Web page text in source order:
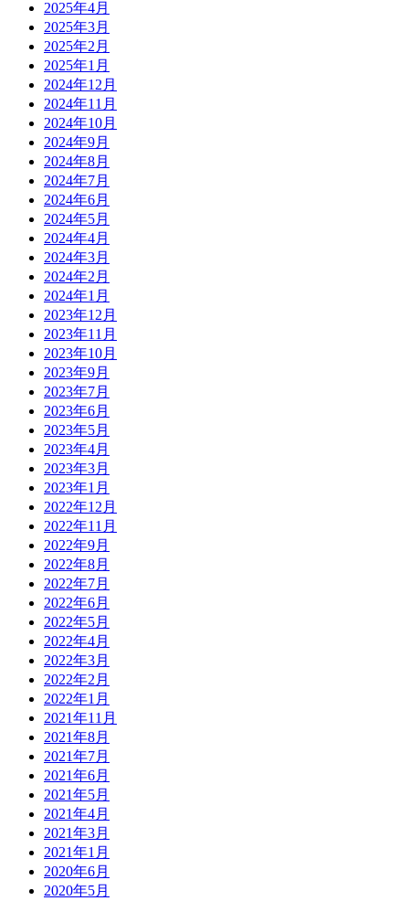
2025年4月
2025年3月
2025年2月
2025年1月
2024年12月
2024年11月
2024年10月
2024年9月
2024年8月
2024年7月
2024年6月
2024年5月
2024年4月
2024年3月
2024年2月
2024年1月
2023年12月
2023年11月
2023年10月
2023年9月
2023年7月
2023年6月
2023年5月
2023年4月
2023年3月
2023年1月
2022年12月
2022年11月
2022年9月
2022年8月
2022年7月
2022年6月
2022年5月
2022年4月
2022年3月
2022年2月
2022年1月
2021年11月
2021年8月
2021年7月
2021年6月
2021年5月
2021年4月
2021年3月
2021年1月
2020年6月
2020年5月